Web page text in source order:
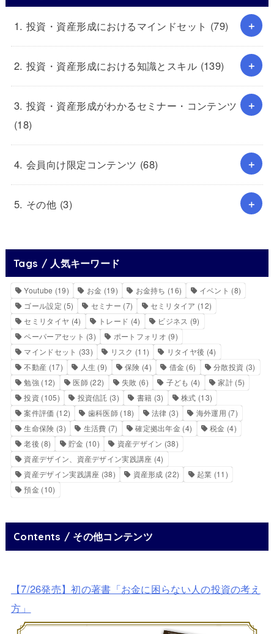
1. 投資・資産形成におけるマインドセット (79)
2. 投資・資産形成における知識とスキル (139)
3. 投資・資産形成がわかるセミナー・コンテンツ
(18)
4. 会員向け限定コンテンツ (68)
5. その他 (3)
Tags / 人気キーワード
Youtube (19) お金 (19) お金持ち (16) イベント (8)
ゴール設定 (5) セミナー (7) セミリタイア (12)
セミリタイヤ (4) トレード (4) ビジネス (9)
ペーパーアセット (3) ポートフォリオ (9)
マインドセット (33) リスク (11) リタイヤ後 (4)
不動産 (17) 人生 (9) 保険 (4) 借金 (6) 分散投資 (3)
勉強 (12) 医師(22) 失敗 (6) 子ども (4) 家計(5)
投資 (105) 投資信託 (3) 書籍 (3) 株式 (13)
案件評価 (12) 歯科医師 (18) 法律 (3) 海外運用 (7)
生命保険 (3) 生活費 (7) 確定拠出年金 (4) 税金 (4)
老後 (8) 貯金 (10) 資産デザイン (38)
資産デザイン、資産デザイン実践講座 (4)
資産デザイン実践講座 (38) 資産形成 (22) 起業 (11)
預金 (10)
Contents / その他コンテンツ
【7/26発売】初の著書「お金に困らない人の投資の考え
方」